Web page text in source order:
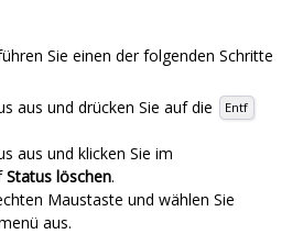
Sie einen der folgenden Schritte
aus und drücken Sie auf die
Entf
aus und klicken Sie im
Status löschen.
Maustaste und wählen Sie
aus.